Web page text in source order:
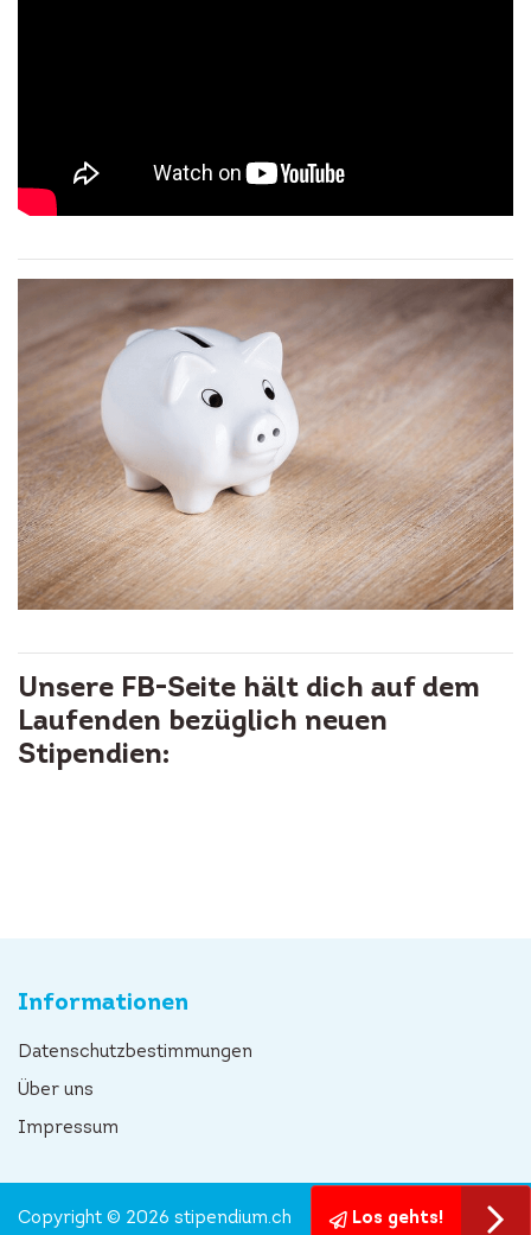
Unsere FB-Seite hält dich auf dem
Laufenden bezüglich neuen
Stipendien:
Informationen
Datenschutzbestimmungen
Über uns
Impressum
Los gehts!
Copyright © 2026 stipendium.ch